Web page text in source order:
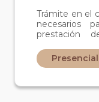
Trámite en el
necesarios
prestación
personas, es
(servicio de
Presencial